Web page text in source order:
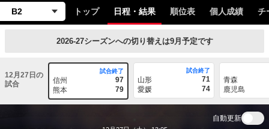
B2 トップ 日程・結果 順位表 個人成績 チ
2026-27シーズンへの切り替えは9月予定です
12月27日の
試合
試合終了
信州
97
熊本
79
試合終了
山形
71
愛媛
74
青森
鹿児島